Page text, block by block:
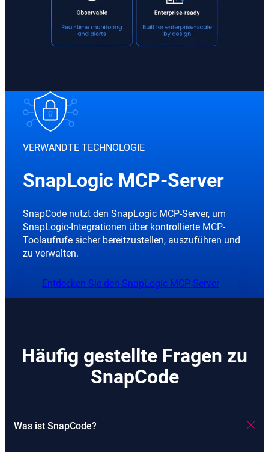
VERWANDTE TECHNOLOGIE
SnapLogic MCP-Server
SnapCode nutzt den SnapLogic MCP-Server, um
SnapLogic-Integrationen über kontrollierte MCP-
Toolaufrufe sicher bereitzustellen, auszuführen und
zu verwalten.
Entdecken Sie den SnapLogic MCP-Server
Häufig gestellte Fragen zu
SnapCode
Was ist SnapCode?